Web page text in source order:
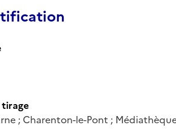
; Charenton-le-Pont ;